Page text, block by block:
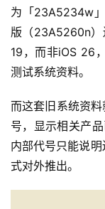
为「23A5234w
版（23A5260n）
19，而非iOS 26
测试系统资料。
而这套旧系统资
号，显示相关产
内部代号只能说
式对外推出。